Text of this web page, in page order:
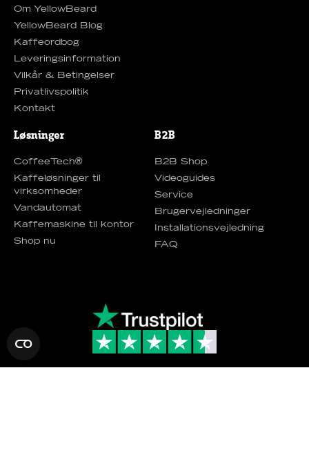
Om YellowBeard
YellowBeard Blog
Kaffeordbog
Leveringsinformation
Vilkår & Betingelser
Privatlivspolitik
Kontakt
Løsninger
CoffeeTech®
Kaffeløsninger til
virksomheder
Vandautomat
Kaffemaskine til kontor
Shop nu
B2B
B2B Shop
Videoguides
Service
Brugervejledninger
Installationsvejledning
FAQ